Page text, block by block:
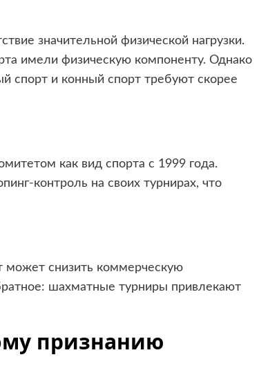
значительной физической нагрузки.
имели физическую компоненту. Однако
спорт и конный спорт требуют скорее
как вид спорта с 1999 года.
контроль на своих турнирах, что
снизить коммерческую
шахматные турниры привлекают
признанию